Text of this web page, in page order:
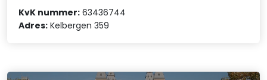
KvK nummer: 63436744
Adres: Kelbergen 359